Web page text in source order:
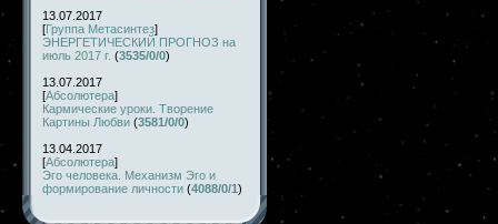
13.07.2017
[Группа Метасинтез]
ЭНЕРГЕТИЧЕСКИЙ ПРОГНОЗ на
июль 2017 г. (3535/0/0)
13.07.2017
[Абсолютера]
Кармические уроки. Творение
Картины Любви (3581/0/0)
13.04.2017
[Абсолютера]
Эго человека. Механизм Эго и
формирование личности (4088/0/1)